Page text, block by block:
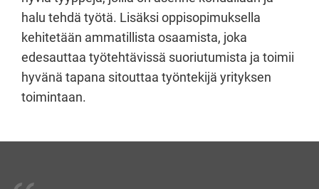
halu tehdä työtä. Lisäksi oppisopimuksella
kehitetään ammatillista osaamista, joka
edesauttaa työtehtävissä suoriutumista ja toimii
hyvänä tapana sitouttaa työntekijä yrityksen
toimintaan.